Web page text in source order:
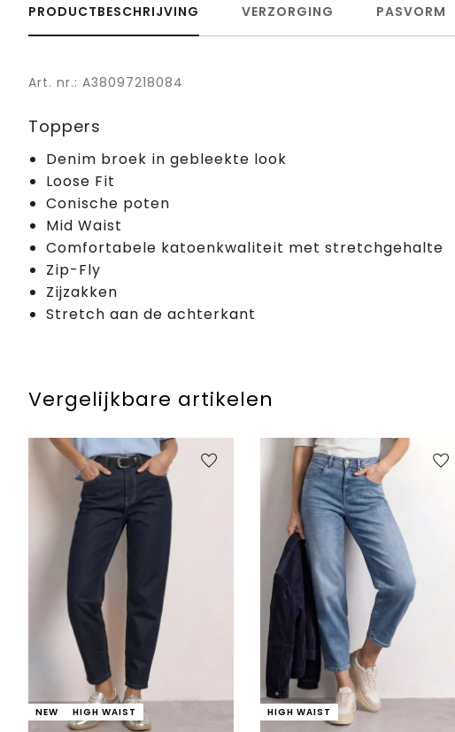
PRODUCTBESCHRIJVING
VERZORGING
PASVORM
Art. nr.: A38097218084
Toppers
Denim broek in gebleekte look
Loose Fit
Conische poten
Mid Waist
Comfortabele katoenkwaliteit met stretchgehalte
Zip-Fly
Zijzakken
Stretch aan de achterkant
Vergelijkbare artikelen
NEW HIGH WAIST HIGH WAIST